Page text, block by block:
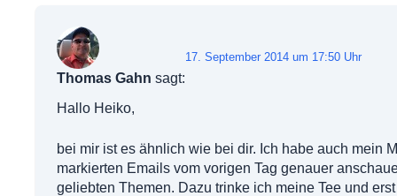
Thomas Gahn sagt:
17. September 2014 um 17:50 Uhr
Hallo Heiko,
bei mir ist es ähnlich wie bei dir. Ich habe auch mein
markierten Emails vom vorigen Tag genauer
geliebten Themen. Dazu trinke ich meine Tee und